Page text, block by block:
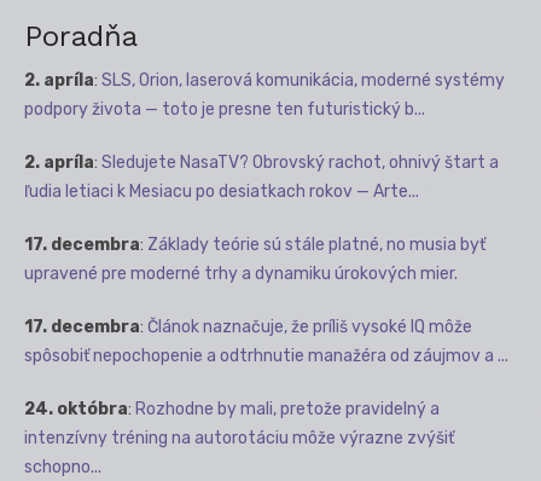
Poradňa
2. apríla: SLS, Orion, laserová komunikácia, moderné systémy
podpory života — toto je presne ten futuristický b...
2. apríla: Sledujete NasaTV? Obrovský rachot, ohnivý štart a
ľudia letiaci k Mesiacu po desiatkach rokov — Arte...
17. decembra: Základy teórie sú stále platné, no musia byť
upravené pre moderné trhy a dynamiku úrokových mier.
17. decembra: Článok naznačuje, že príliš vysoké IQ môže
spôsobiť nepochopenie a odtrhnutie manažéra od záujmov a ...
24. októbra: Rozhodne by mali, pretože pravidelný a
intenzívny tréning na autorotáciu môže výrazne zvýšiť
schopno...